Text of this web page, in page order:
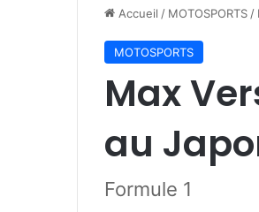
Accueil / MOTOSPORTS /
MOTOSPORTS
Max
au
Formule 1